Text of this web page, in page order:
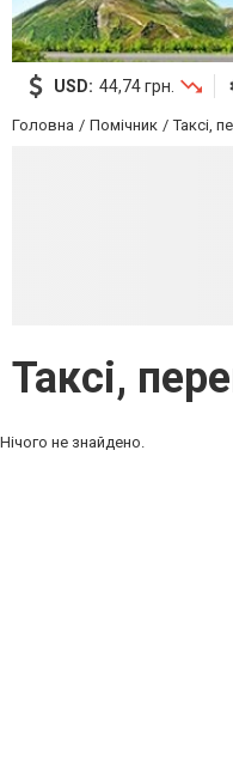
USD: 44,74 грн.
Головна Помічник Таксі,
Таксі,
Нічого не знайдено.